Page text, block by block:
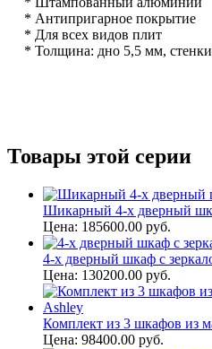
* Антипригарное покрытие
* Для всех видов плит
* Толщина: дно 5,5 мм,
Товары этой серии
Шикарный 4-х дверный
Цена: 185600.00 руб.
4-х дверный шкаф с
Цена: 130200.00 руб.
Комплект из 3 шкафов из
Цена: 98400.00 руб.